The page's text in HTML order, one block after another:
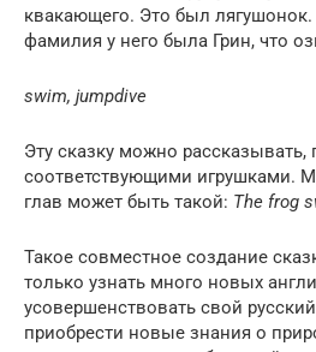
квакающего. Это был
фамилия у него была Грин, что
swim, jumpdive
Эту сказку можно рассказывать,
соответствующими игрушками.
глав может быть такой: The frog
Такое совместное создание
только узнать много новых
усовершенствовать свой
приобрести новые знания о